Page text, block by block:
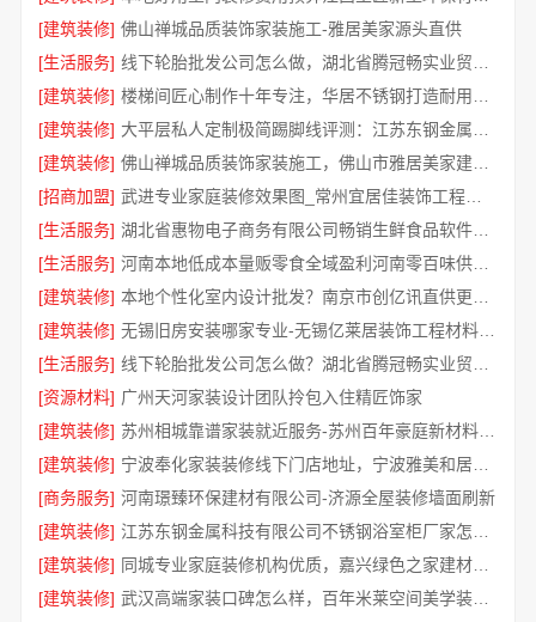
[建筑装修] 佛山禅城品质装饰家装施工-雅居美家源头直供
[生活服务]
[建筑装修]
[建筑装修]
[建筑装修]
佛山禅城品质装饰家装施工，佛山市雅居美家建筑装饰工程有限公司
[招商加盟]
武进专业家庭装修效果图_常州宜居佳装饰工程有限公司
[生活服务]
湖北省惠物电子商务有限公司畅销生鲜食品软件功能解析
[生活服务]
河南本地低成本量贩零食全域盈利河南零百味供应链有限公司
[建筑装修]
[建筑装修]
无锡旧房安装哪家专业-无锡亿莱居装饰工程材料有限公司
[生活服务]
[资源材料] 广州天河家装设计团队拎包入住精匠饰家
[建筑装修]
苏州相城靠谱家装就近服务-苏州百年豪庭新材料有限公司
[建筑装修]
[商务服务] 河南璟臻环保建材有限公司-济源全屋装修墙面刷新
[建筑装修]
[建筑装修]
同城专业家庭装修机构优质，嘉兴绿色之家建材科技有限公司
[建筑装修]
武汉高端家装口碑怎么样，百年米莱空间美学装饰公司品质见证